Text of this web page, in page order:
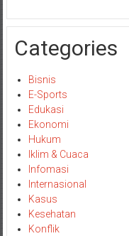
Categories
Bisnis
E-Sports
Edukasi
Ekonomi
Hukum
Iklim & Cuaca
Infomasi
Internasional
Kasus
Kesehatan
Konflik